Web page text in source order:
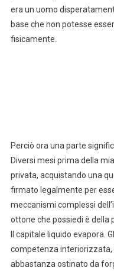
era un uomo
base che non potesse
fisicamente.
Perciò ora una parte
Diversi mesi prima della
privata, acquistando una
firmato legalmente per
meccanismi complessi
ottone che possiedi è della
Il capitale liquido evapora.
competenza interiorizzata,
abbastanza ostinato da